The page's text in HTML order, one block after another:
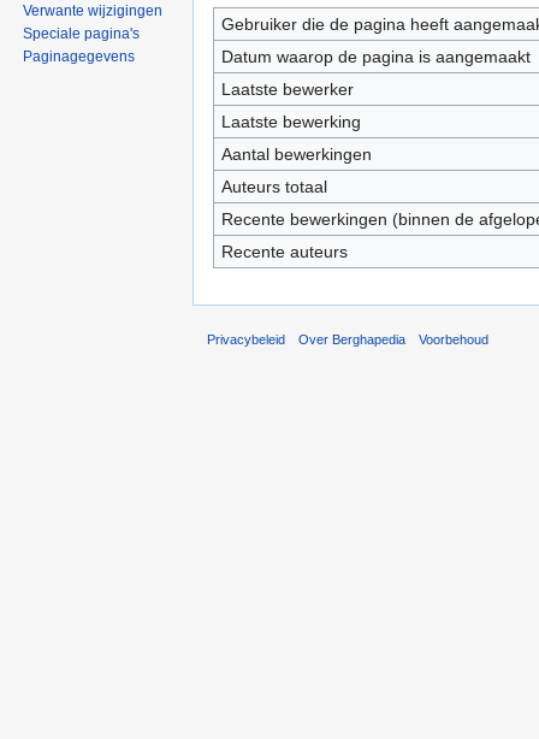
Gebruiker die de pagina heeft
Datum waarop de pagina is aangemaakt
Laatste bewerker
Laatste bewerking
Aantal bewerkingen
Auteurs totaal
Recente bewerkingen (binnen de
Recente auteurs
Verwante wijzigingen
Speciale pagina's
Paginagegevens
Privacybeleid Over Berghapedia Voorbehoud